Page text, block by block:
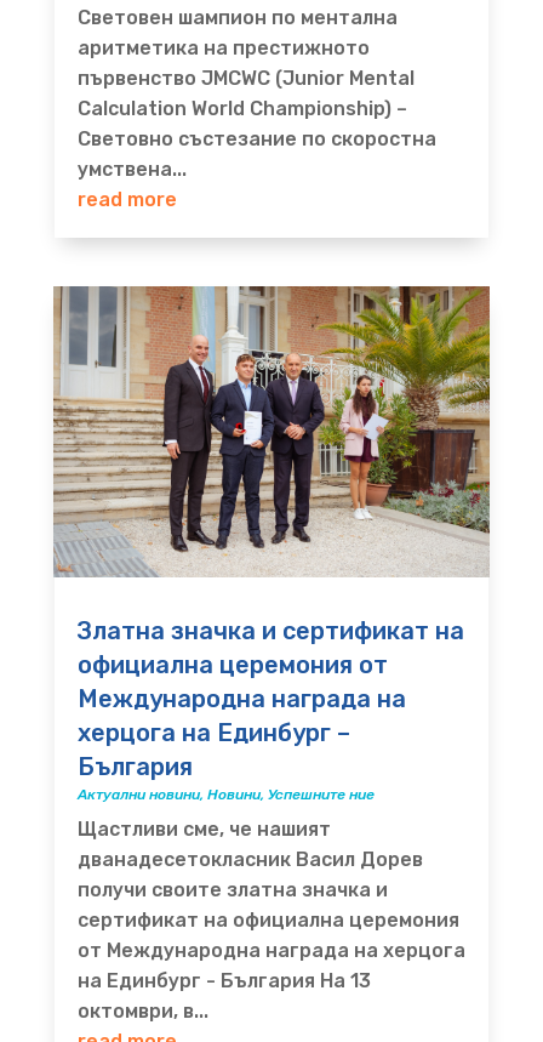
Световен шампион по ментална
аритметика на престижното
първенство JMCWC (Junior Mental
Calculation World Championship) –
Световно състезание по скоростна
умствена...
read more
Златна значка и сертификат на
официална церемония от
Международна награда на
херцога на Единбург –
България
Актуални новини, Новини, Успешните ние
Щастливи сме, че нашият
дванадесетокласник Васил Дорев
получи своите златна значка и
сертификат на официална церемония
от Международна награда на херцога
на Единбург - България На 13
октомври, в...